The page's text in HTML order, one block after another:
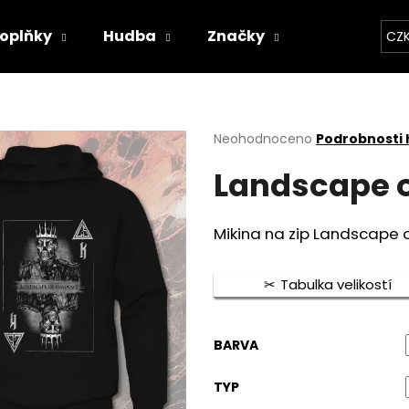
Hudba Značky
Průměrné
produktu
je
z
5
Neohodnoceno Podrobnosti
Landscape
Mikina na zip Landscape
Tabulka velikostí
BARVA
TYP
HLEDAT
Doporučujeme
BAVLNĚNÉ TRIČKO - WITCHERPANÝ
BAVLNĚNÉ